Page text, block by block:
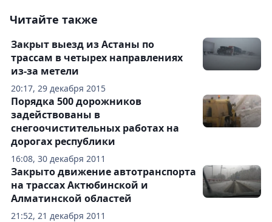
Читайте также
20:17, 29 декабря 2015
Закрыт выезд из Астаны по
трассам в четырех направлениях
из-за метели
16:08, 30 декабря 2011
Порядка 500 дорожников
задействованы в
снегоочистительных работах на
дорогах республики
21:52, 21 декабря 2011
Закрыто движение автотранспорта
на трассах Актюбинской и
Алматинской областей